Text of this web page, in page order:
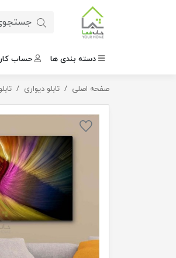
دسته بندی ها حساب
صفحه اصلی تابلو دیواری
تابلو دکوری مدرن طرح نقاشی